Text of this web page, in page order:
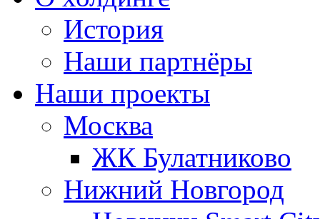
История
Наши партнёры
Наши проекты
Москва
ЖК Булатниково
Нижний Новгород